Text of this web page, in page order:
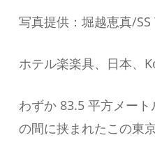
写真提供：堀越恵真/SS
ホテル楽楽具、日本、
わずか 83.5 平方メー
の間に挟まれたこの東